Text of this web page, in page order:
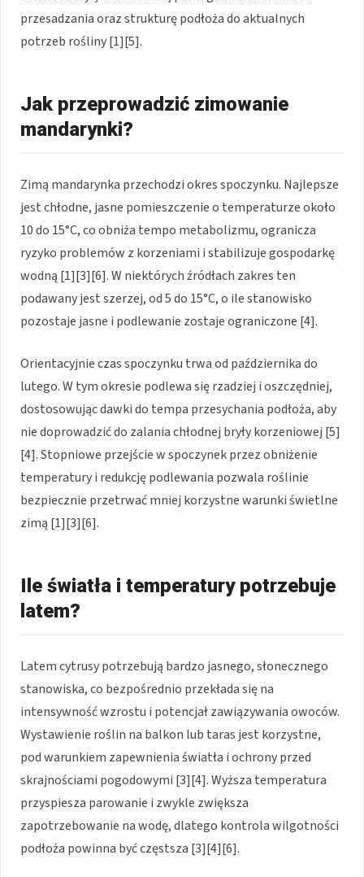
przesadzania oraz strukturę podłoża do aktualnych
potrzeb rośliny [1][5].
Jak przeprowadzić zimowanie
mandarynki?
Zimą mandarynka przechodzi okres spoczynku. Najlepsze
jest chłodne, jasne pomieszczenie o temperaturze około
10 do 15°C, co obniża tempo metabolizmu, ogranicza
ryzyko problemów z korzeniami i stabilizuje gospodarkę
wodną [1][3][6]. W niektórych źródłach zakres ten
podawany jest szerzej, od 5 do 15°C, o ile stanowisko
pozostaje jasne i podlewanie zostaje ograniczone [4].
Orientacyjnie czas spoczynku trwa od października do
lutego. W tym okresie podlewa się rzadziej i oszczędniej,
dostosowując dawki do tempa przesychania podłoża, aby
nie doprowadzić do zalania chłodnej bryły korzeniowej [5]
[4]. Stopniowe przejście w spoczynek przez obniżenie
temperatury i redukcję podlewania pozwala roślinie
bezpiecznie przetrwać mniej korzystne warunki świetlne
zimą [1][3][6].
Ile światła i temperatury potrzebuje
latem?
Latem cytrusy potrzebują bardzo jasnego, słonecznego
stanowiska, co bezpośrednio przekłada się na
intensywność wzrostu i potencjał zawiązywania owoców.
Wystawienie roślin na balkon lub taras jest korzystne,
pod warunkiem zapewnienia światła i ochrony przed
skrajnościami pogodowymi [3][4]. Wyższa temperatura
przyspiesza parowanie i zwykle zwiększa
zapotrzebowanie na wodę, dlatego kontrola wilgotności
podłoża powinna być częstsza [3][4][6].